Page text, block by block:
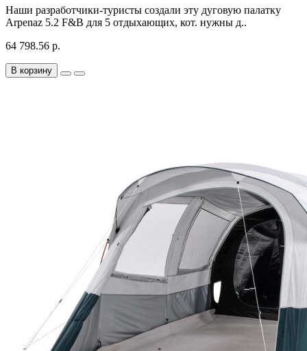
Наши разработчики-туристы создали эту дуговую палатку
Arpenaz 5.2 F&B для 5 отдыхающих, кот. нужны д..
64 798.56 р.
В корзину